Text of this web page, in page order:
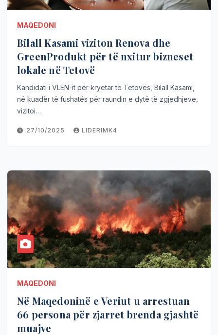
MAQEDONI
Bilall Kasami viziton Renova dhe
GreenProdukt për të nxitur bizneset
lokale në Tetovë
Kandidati i VLEN-it për kryetar të Tetovës, Bilall Kasami,
në kuadër të fushatës për raundin e dytë të zgjedhjeve,
vizitoi…
27/10/2025 LIDERIMK4
MAQEDONI
Në Maqedoninë e Veriut u arrestuan
66 persona për zjarret brenda gjashtë
muajve